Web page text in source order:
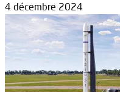
4 décembre 2024